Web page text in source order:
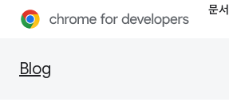
문서
Blog